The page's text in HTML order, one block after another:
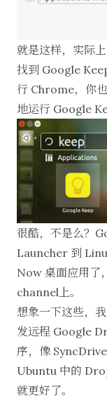
就是这样，实际
找到 Google
行 Chrome，你
地运行 Google
很酷，不是么？
Launcher 到
Now 桌面应用了
channel上。
想象一下这些，
发远程 Google
序，像
Ubuntu 中的
就更好了。